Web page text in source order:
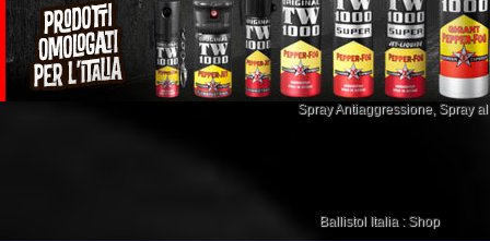
Spray Antiaggressione, Spray
Ballistol Italia : Shop